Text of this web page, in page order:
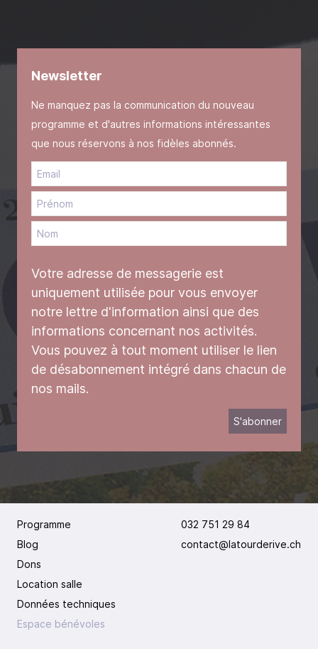
Newsletter
Ne manquez pas la communication du nouveau
programme et d'autres informations intéressantes
que nous réservons à nos fidèles abonnés.
Votre adresse de messagerie est
uniquement utilisée pour vous envoyer
notre lettre d'information ainsi que des
informations concernant nos activités.
Vous pouvez à tout moment utiliser le lien
de désabonnement intégré dans chacun de
nos mails.
Programme
Blog
Dons
Location salle
Données techniques
Espace bénévoles
032 751 29 84
contact@latourderive.ch